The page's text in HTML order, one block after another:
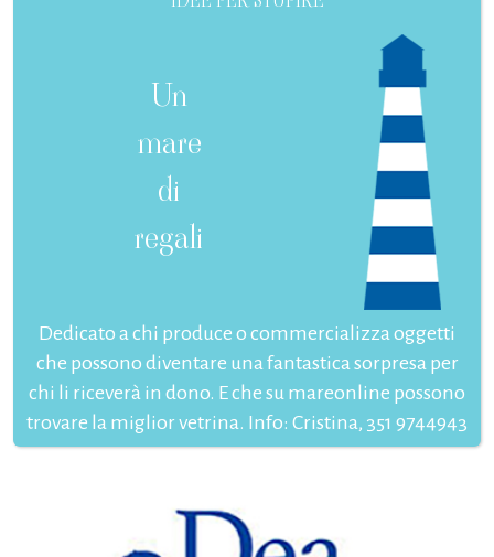
Un
mare
di
regali
Dedicato a chi produce o commercializza oggetti
che possono diventare una fantastica sorpresa per
chi li riceverà in dono. E che su mareonline possono
trovare la miglior vetrina. Info: Cristina, 351 9744943